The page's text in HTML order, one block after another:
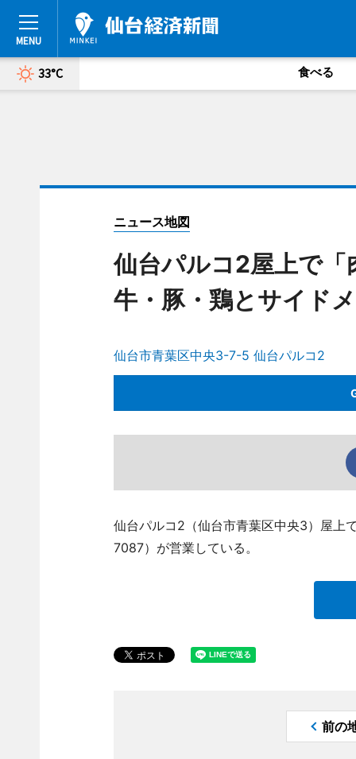
33°C 食べる
ニュース地図
仙台パルコ2屋上で
牛・豚・鶏とサイド
仙台市青葉区中央3-7-5 仙台パルコ2
仙台パルコ2（仙台市青葉区中央3）屋上
7087）が営業している。
前の